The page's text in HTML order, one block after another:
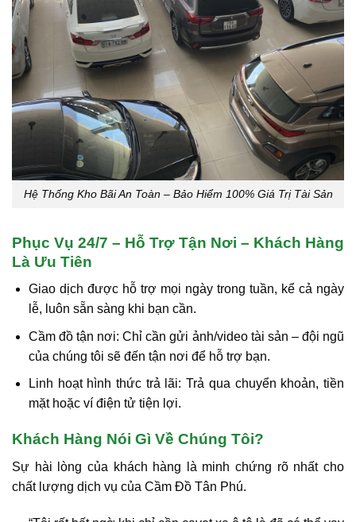
Hệ Thống Kho Bãi An Toàn – Bảo Hiểm 100% Giá Trị Tài Sản
Phục Vụ 24/7 – Hỗ Trợ Tận Nơi – Khách Hàng
Là Ưu Tiên
Giao dịch được hỗ trợ mọi ngày trong tuần, kể cả ngày
lễ, luôn sẵn sàng khi bạn cần.
Cầm đồ tận nơi: Chỉ cần gửi ảnh/video tài sản – đội ngũ
của chúng tôi sẽ đến tận nơi để hỗ trợ bạn.
Linh hoạt hình thức trả lãi: Trả qua chuyển khoản, tiền
mặt hoặc ví điện tử tiện lợi.
Khách Hàng Nói Gì Về Chúng Tôi?
Sự hài lòng của khách hàng là minh chứng rõ nhất cho
chất lượng dịch vụ của Cầm Đồ Tân Phú.